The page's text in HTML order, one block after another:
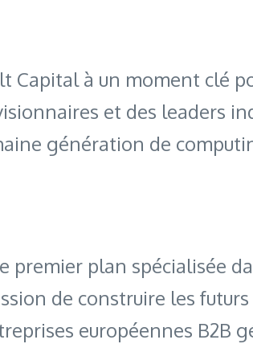
Capital à un moment clé
et des leaders
génération de
plan spécialisée
de construire les
européennes B2B